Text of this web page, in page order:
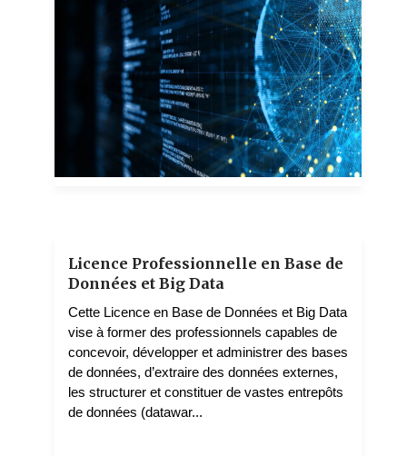
Licence Professionnelle en Base de
Données et Big Data
Cette Licence en Base de Données et Big Data
vise à former des professionnels capables de
concevoir, développer et administrer des bases
de données, d’extraire des données externes,
les structurer et constituer de vastes entrepôts
de données (datawar...